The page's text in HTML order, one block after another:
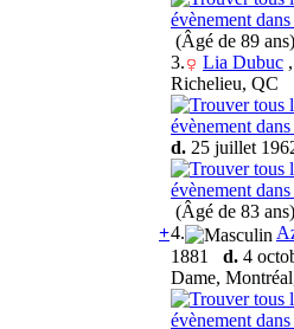
(Âgé de 89 ans)
3.
Lia Dubuc
Richelieu, QC
d. 25 juillet
(Âgé de 83 ans)
+4.
1881 d. 4
Dame,